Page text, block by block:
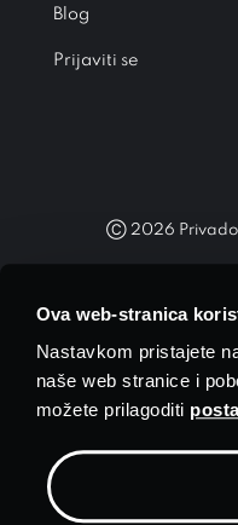
Ova web-stranica
Nastavkom pristajete
naše web stranice i
možete prilagoditi
Blog
Prijaviti se
Ⓒ 2026